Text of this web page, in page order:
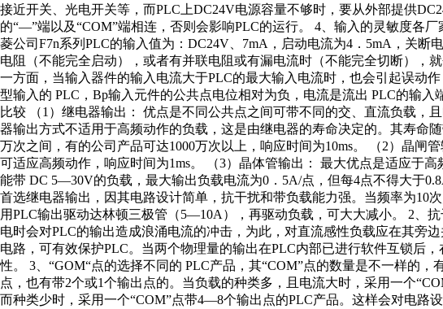
接近开关、光电开关等，而PLC上DC24V电源容量不够时，要从外部提供
的“—”端以及“COM”端相连，否则会影响PLC的运行。 4、输入的灵敏度各
菱公司F7n系列PLC的输入值为：DC24V、7mA，启动电流为4．5mA，关断
电阻（不能完全启动），或者有并联电阻或有漏电流时（不能完全切断），
一方面，当输入器件的输入电流大于PLC的最大输入电流时，也会引起误动
型输入的 PLC，Bp输入元件的公共点电位相对为负，电流是流出 PLC的输
比较 （1）继电器输出： 优点是不同公共点之间可带不同的交、直流负载，
器输出方式不适用于高频动作的负载，这是由继电器的寿命决定的。其寿命
万次之间，有的公司产品可达1000万次以上，响应时间为10ms。 （2）晶闸
可适应高频动作，响应时间为1ms。 （3）晶体管输出： 最大优点是适应于
能带 DC 5—30V的负载，最大输出负载电流为0．5A/点，但每4点不得大于
首选继电器输出，因其电路设计简单，抗干扰和带负载能力强。当频率为10
用PLC输出驱动达林顿三极管（5—10A），再驱动负载，可大大减小。 2、
电时会对PLC的输出造成浪涌电流的冲击，为此，对直流感性负载应在其旁
电路，可有效保护PLC。当两个物理量的输出在PLC内部已进行软件互锁后
性。 3、“GOM“点的选择不同的 PLC产品，其“COM”点的数量是不一样的，
点，也有带2个或1个输出点的。当负载的种类多，且电流大时，采用一个
而种类少时，采用一个“COM”点带4—8个输出点的PLC产品。这样会对电路